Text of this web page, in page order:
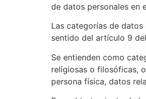
de datos personales en
Las categorías de datos
sentido del artículo 9 del
Se entienden como
religiosas o filosóficas,
persona física, datos